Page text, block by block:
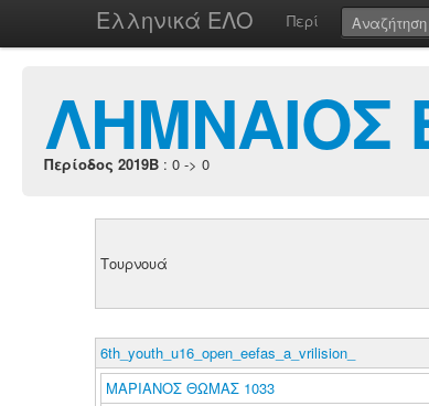
Ελληνικά ΕΛΟ Περί
Περίοδος 2019B : 0 -> 0
Τουρνουά
6th_youth_u16_open_eefas_a_vrilision_
ΜΑΡΙΑΝΟΣ ΘΩΜΑΣ 1033